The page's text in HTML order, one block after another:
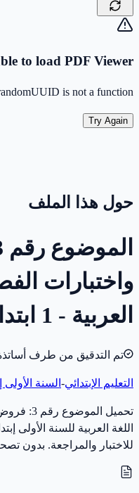
to load PDF Viewer
is not a function
Try Again
حول هذا الملف
واختبارات
العربية - 1 ابتدائي
تم التدقيق من طرف
التعليم الإبتدائي- السنة الأولى
تحميل
للاختبار والمراجعة. بدون